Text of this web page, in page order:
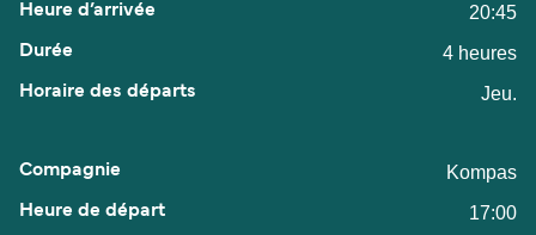
20:45
4 heures
Jeu.
Kompas
17:00